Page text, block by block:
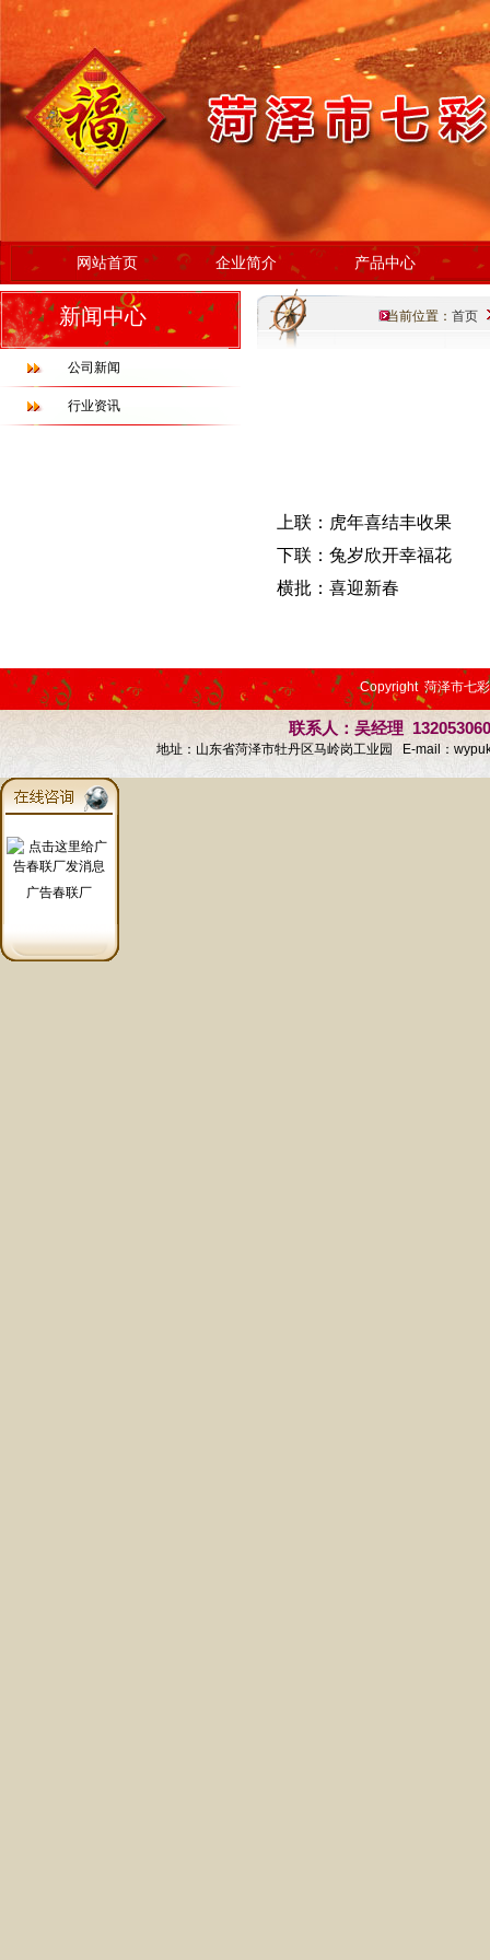
网站首页 企业简介 产品中心
新闻中心
公司新闻
行业资讯
当前位置： 首页
上联：虎年喜结丰收果
下联：兔岁欣开幸福花
横批：喜迎新春
Copyright 菏泽市七
联系人：吴经理
地址：山东省菏泽市牡丹区马岭岗工业园 E-mail：
广告春联厂